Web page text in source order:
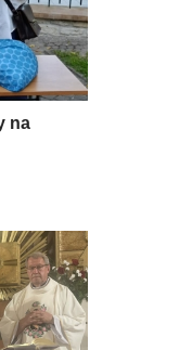
na